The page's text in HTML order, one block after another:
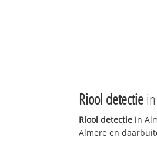
Riool detectie
Riool detectie in
Almere en